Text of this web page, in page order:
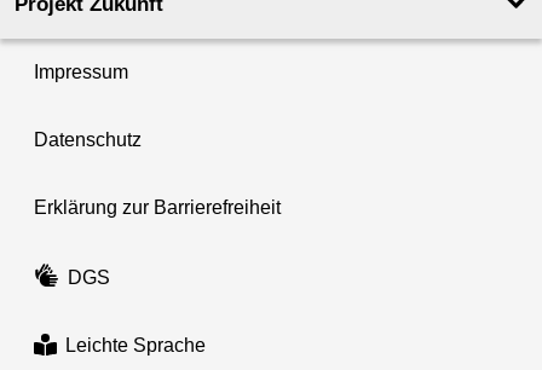
Projekt Zukunft
Impressum
Datenschutz
Erklärung zur Barrierefreiheit
DGS
Leichte Sprache